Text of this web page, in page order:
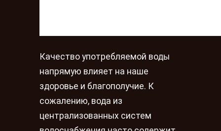
Качество употребляемой воды
напрямую влияет на наше
здоровье и благополучие. К
сожалению, вода из
централизованных систем